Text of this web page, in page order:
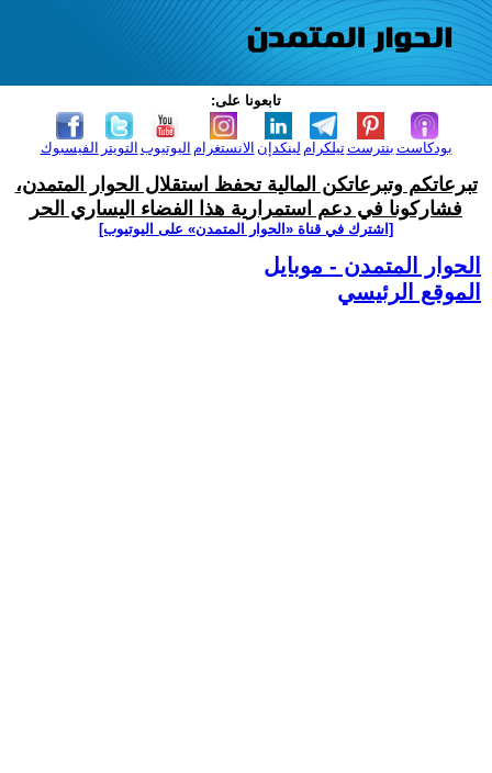
تابعونا على:
الفيسبوك التويتر اليوتيوب الانستغرام لينكدإن تيلكرامبنترست بودكاست
تبرعاتكم وتبرعاتكن المالية تحفظ استقلال الحوار المتمدن،
فشاركونا في دعم استمرارية هذا الفضاء اليساري الحر
[اشترك في قناة ‫«الحوار المتمدن» على اليوتيوب]
الحوار المتمدن - موبايل
الموقع الرئيسي